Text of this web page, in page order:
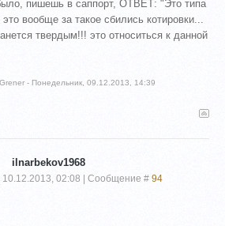
пишешь в саппорт, ОТВЕТ: "Это типа
вообще за такое сбились котировки...
твердым!!! это относиться к данной
Grener - Понедельник, 09.12.2013, 14:39
ilnarbekov1968
10.12.2013, 02:08 | Сообщение # 94